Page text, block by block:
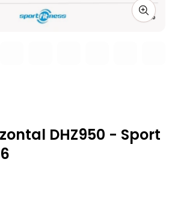
Zoom
DHZ950 - Sport